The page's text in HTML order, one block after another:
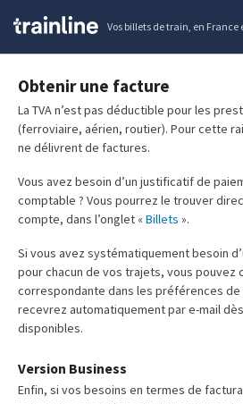
Vos billets de train, en France
Obtenir une facture
La TVA n’est pas déductible pour les
(ferroviaire, aérien, routier). Pour cette
ne délivrent de factures.
Vous avez besoin d’un justificatif de
comptable ? Vous pourrez le trouver
compte, dans l’onglet «Billets ».
Si vous avez systématiquement besoin
pour chacun de vos trajets, vous pouvez
correspondante dans les préférences
recevrez automatiquement par e-mail
disponibles.
Version Business
Enfin, si vos besoins en termes de